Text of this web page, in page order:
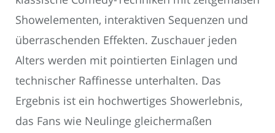
Showelementen, interaktiven Sequenzen und
überraschenden Effekten. Zuschauer jeden
Alters werden mit pointierten Einlagen und
technischer Raffinesse unterhalten. Das
Ergebnis ist ein hochwertiges Showerlebnis,
das Fans wie Neulinge gleichermaßen